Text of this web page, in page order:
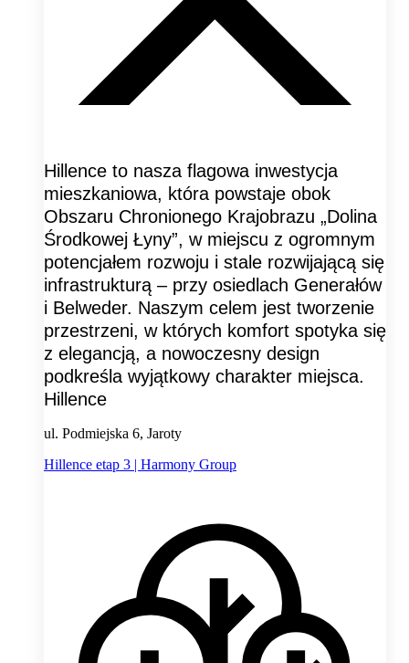
Hillence to nasza flagowa inwestycja
mieszkaniowa, która powstaje obok
Obszaru Chronionego Krajobrazu „Dolina
Środkowej Łyny”, w miejscu z ogromnym
potencjałem rozwoju i stale rozwijającą się
infrastrukturą – przy osiedlach Generałów
i Belweder. Naszym celem jest tworzenie
przestrzeni, w których komfort spotyka się
z elegancją, a nowoczesny design
podkreśla wyjątkowy charakter miejsca.
Hillence
ul. Podmiejska 6, Jaroty
Hillence etap 3 | Harmony Group